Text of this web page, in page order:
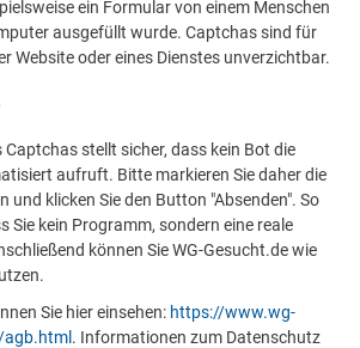
ein Formular von einem Menschen
ausgefüllt wurde. Captchas sind für
Website oder eines Dienstes unverzichtbar.
Captchas stellt sicher, dass kein Bot die
aufruft. Bitte markieren Sie daher die
und klicken Sie den Button "Absenden". So
Sie kein Programm, sondern eine reale
können Sie WG-Gesucht.de wie
Sie hier einsehen: https://www.wg-
. Informationen zum Datenschutz